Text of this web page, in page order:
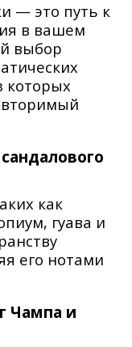
— это путь к
в вашем
выбор
которых
как
гуава и
его нотами
Чампа и